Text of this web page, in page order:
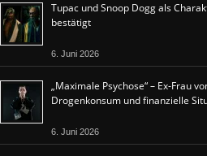
Tupac und Snoop Dogg als
bestätigt
6. Juni 2026
„Maximale Psychose“ – Ex-Frau
Drogenkonsum und finanzielle
6. Juni 2026